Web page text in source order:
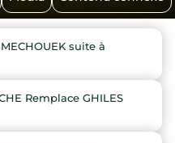
suite à
Remplace GHILES